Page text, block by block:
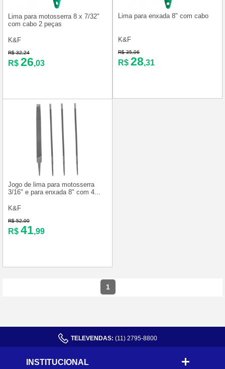
Lima para motosserra 8 x 7/32"
com cabo 2 peças
K&F
R$ 32,24
R$ 26,03
Lima para enxada 8" com cabo
K&F
R$ 35,06
R$ 28,31
Jogo de lima para motosserra
3/16" e para enxada 8" com 4...
K&F
R$ 52,00
R$ 41,99
1
TELEVENDAS: (11) 2795-8800
INSTITUCIONAL